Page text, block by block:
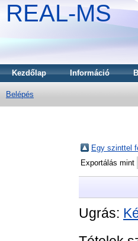
REAL-MS
Kezdőlap Információ
Belépés
Egy szinttel
Exportálás mint
Ugrás: